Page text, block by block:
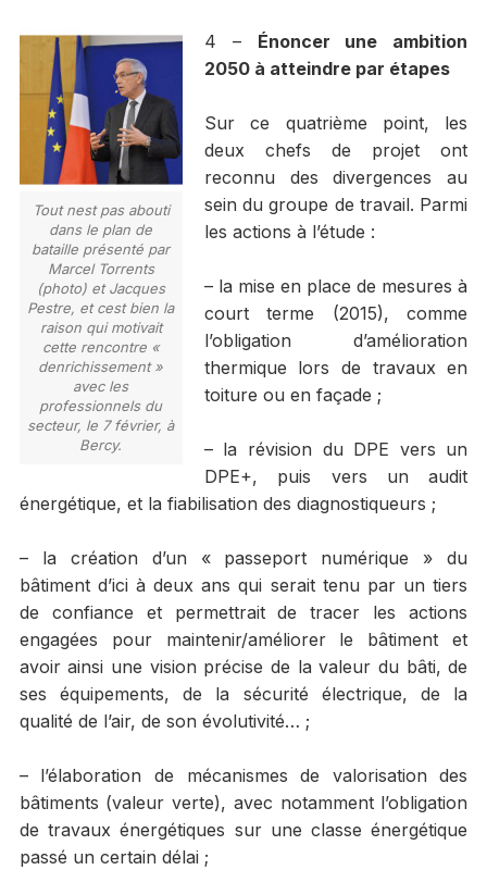
Tout nest pas abouti
dans le plan de
bataille présenté par
Marcel Torrents
(photo) et Jacques
Pestre, et cest bien la
raison qui motivait
cette rencontre «
denrichissement »
avec les
professionnels du
secteur, le 7 février, à
Bercy.
4 – Énoncer une ambition
2050 à atteindre par étapes
Sur ce quatrième point, les
deux chefs de projet ont
reconnu des divergences au
sein du groupe de travail. Parmi
les actions à l’étude :
– la mise en place de mesures à
court terme (2015), comme
l’obligation d’amélioration
thermique lors de travaux en
toiture ou en façade ;
– la révision du DPE vers un
DPE+, puis vers un audit
énergétique, et la fiabilisation des diagnostiqueurs ;
– la création d’un « passeport numérique » du
bâtiment d’ici à deux ans qui serait tenu par un tiers
de confiance et permettrait de tracer les actions
engagées pour maintenir/améliorer le bâtiment et
avoir ainsi une vision précise de la valeur du bâti, de
ses équipements, de la sécurité électrique, de la
qualité de l’air, de son évolutivité… ;
– l’élaboration de mécanismes de valorisation des
bâtiments (valeur verte), avec notamment l’obligation
de travaux énergétiques sur une classe énergétique
passé un certain délai ;